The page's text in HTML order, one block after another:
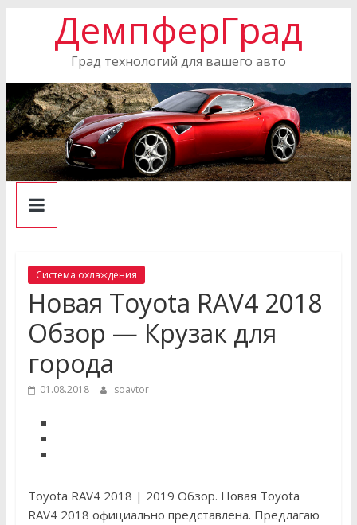
ДемпферГрад
Град технологий для вашего авто
Система охлаждения
Новая Toyota RAV4 2018
Обзор — Крузак для
города
01.08.2018 soavtor
Toyota RAV4 2018 | 2019 Обзор. Новая Toyota
RAV4 2018 официально представлена. Предлагаю